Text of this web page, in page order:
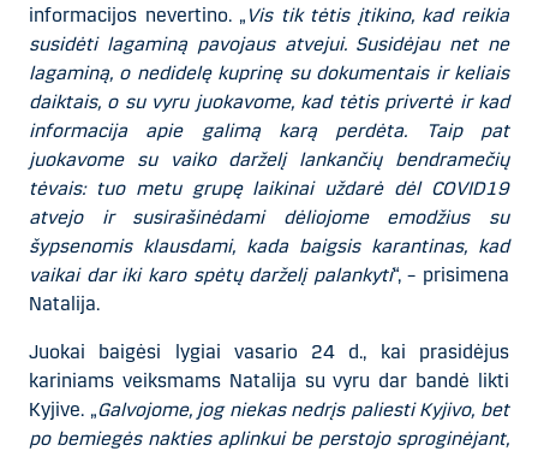
informacijos nevertino. „ Vis tik tėtis įtikino, kad reikia
susidėti lagaminą pavojaus atvejui. Susidėjau net ne
lagaminą, o nedidelę kuprinę su dokumentais ir keliais
daiktais, o su vyru juokavome, kad tėtis privertė ir kad
informacija apie galimą karą perdėta. Taip pat
juokavome su vaiko darželį lankančių bendramečių
tėvais: tuo metu grupę laikinai uždarė dėl COVID19
atvejo ir susirašinėdami dėliojome emodžius su
šypsenomis klausdami, kada baigsis karantinas, kad
vaikai dar iki karo spėtų darželį palankyti“, – prisimena
Natalija.
Juokai baigėsi lygiai vasario 24 d., kai prasidėjus
kariniams veiksmams Natalija su vyru dar bandė likti
Kyjive. „Galvojome, jog niekas nedrįs paliesti Kyjivo, bet
po bemiegės nakties aplinkui be perstojo sproginėjant,